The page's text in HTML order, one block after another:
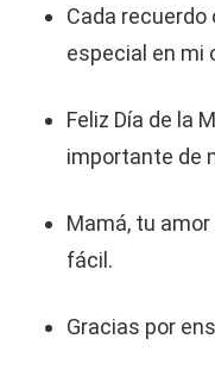
Cada
especial en mi
Feliz Día de la
importante de
Mamá, tu
fácil.
Gracias por